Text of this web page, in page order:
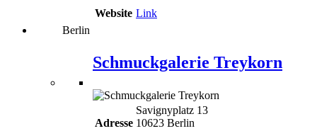
Website Link
Berlin
Schmuckgalerie Treykorn
Adresse
Savignyplatz 13
10623 Berlin